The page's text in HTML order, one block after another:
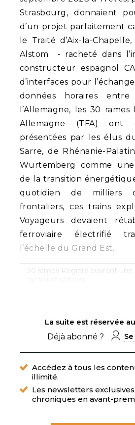
Strasbourg, donnaient
d’un projet parfaitement
le Traité d’Aix-la-
Alstom - racheté dans
constructeur espagnol
d’interfaces pour
données horaires
l’Allemagne, les 30 rames
Allemagne (TFA) ont
présentées par les élus
Sarre, de Rhénanie-
Wurtemberg comme
de la transition
quotidien de milliers
frontaliers, ces trains
Voyageurs devaient
ferroviaire électrifié
l’échelle du Grand Est.
30 rames Regiolis ouvrent une
La suite est réservée
Déjà abonné ?
Accédez à tous les
illimité.
Les newsletters
chroniques en avant-